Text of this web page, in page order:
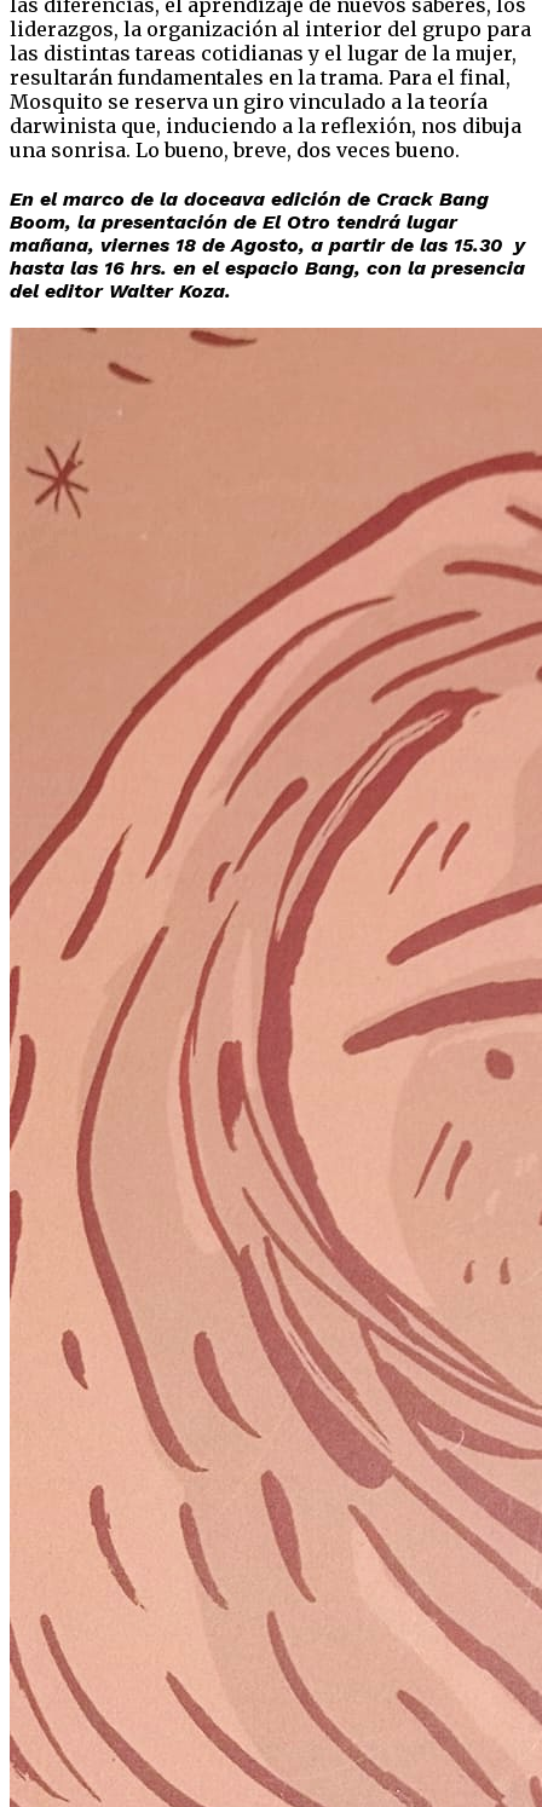
liderazgos, la organización al interior del grupo para
las distintas tareas cotidianas y el lugar de la mujer,
resultarán fundamentales en la trama. Para el final,
Mosquito se reserva un giro vinculado a la teoría
darwinista que, induciendo a la reflexión, nos dibuja
una sonrisa. Lo bueno, breve, dos veces bueno.
En el marco de la doceava edición de Crack Bang
Boom, la presentación de El Otro tendrá lugar
mañana, viernes 18 de Agosto, a partir de las 15.30 y
hasta las 16 hrs. en el espacio Bang, con la presencia
del editor Walter Koza.